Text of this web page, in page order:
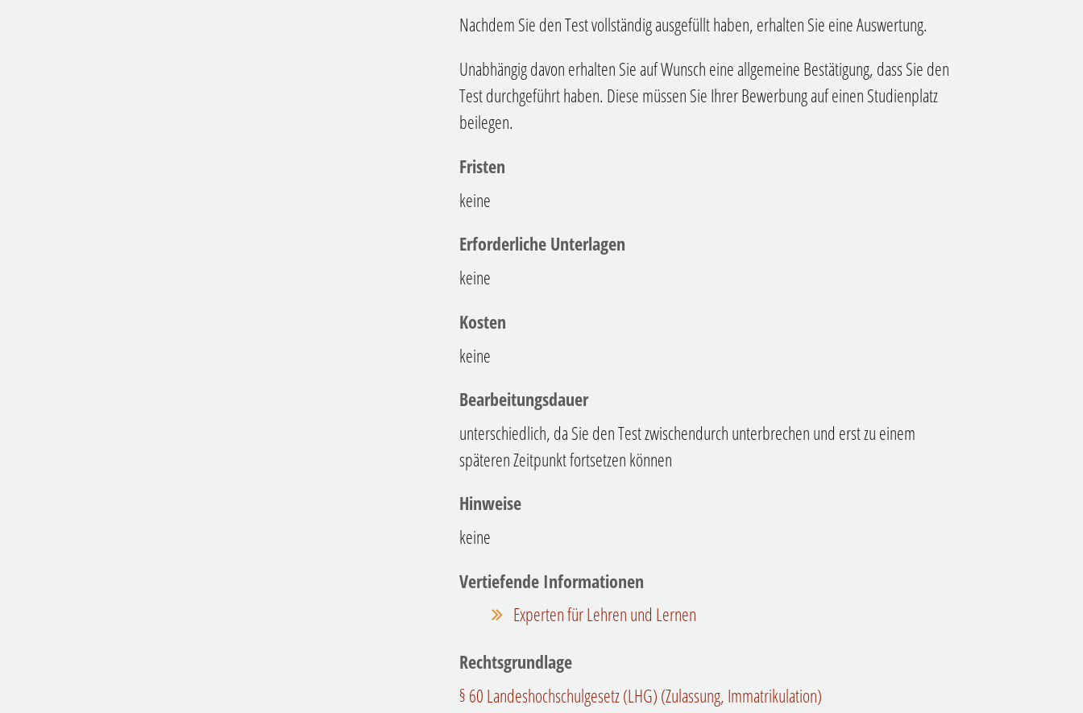
Nachdem Sie den Test vollständig ausgefüllt haben, erhalten Sie eine Auswertung.
Unabhängig davon erhalten Sie auf Wunsch eine allgemeine Bestätigung, dass Sie den
Test durchgeführt haben. Diese müssen Sie Ihrer Bewerbung auf einen Studienplatz
beilegen.
Fristen
keine
Erforderliche Unterlagen
keine
Kosten
keine
Bearbeitungsdauer
unterschiedlich, da Sie den Test zwischendurch unterbrechen und erst zu einem
späteren Zeitpunkt fortsetzen können
Hinweise
keine
Vertiefende Informationen
Experten für Lehren und Lernen
Rechtsgrundlage
§ 60 Landeshochschulgesetz (LHG) (Zulassung, Immatrikulation)